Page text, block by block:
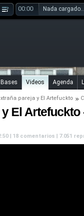
00:00 Nada
Bases Videos Agenda
pareja y El Artefuckto
El Artefuckto
| 18 comentarios | 7.051